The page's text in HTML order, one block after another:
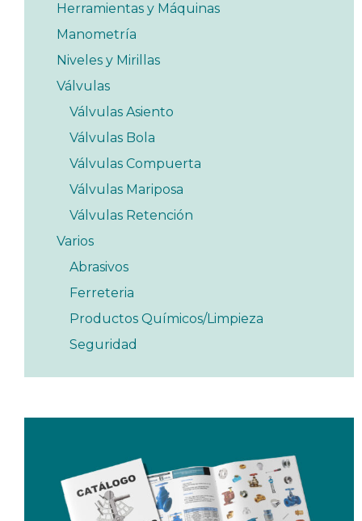
Herramientas y Máquinas
Manometría
Niveles y Mirillas
Válvulas
Válvulas Asiento
Válvulas Bola
Válvulas Compuerta
Válvulas Mariposa
Válvulas Retención
Varios
Abrasivos
Ferreteria
Productos Químicos/Limpieza
Seguridad